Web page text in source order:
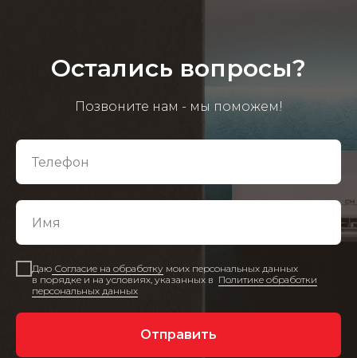
Остались вопросы?
Позвоните нам - мы поможем!
Даю Согласие на обработку моих персональных данных
в порядке и на условиях, указанных в Политике обработки
персональных данных
Отправить